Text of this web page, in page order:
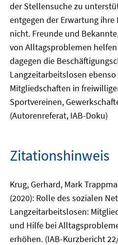
der Stellensuche zu
entgegen der Erwartung
nicht. Freunde und
von Alltagsproblemen
dagegen die
Langzeitarbeitslosen
Mitgliedschaften in
Sportvereinen,
(Autorenreferat, IAB-Doku)
Zitationshinweis
Krug, Gerhard, Mark
(2020): Rolle des sozialen
Langzeitarbeitslosen:
und Hilfe bei
erhöhen. (IAB-Kurzbericht